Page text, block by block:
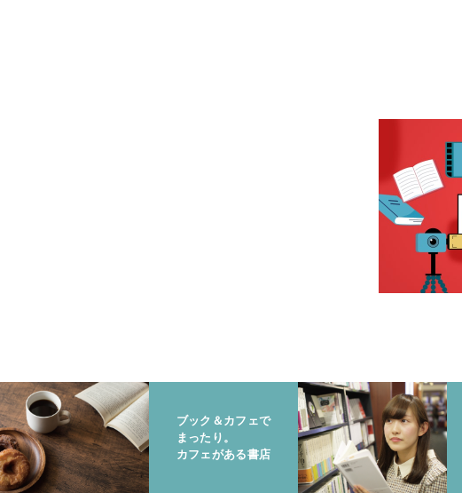
ブック＆カフェで
まったり。
カフェがある書店